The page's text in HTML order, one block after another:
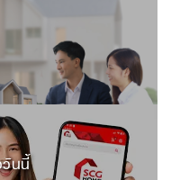
วันนี้